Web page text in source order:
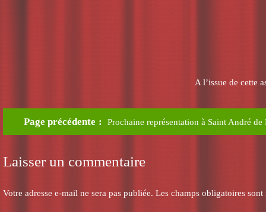
A l’issue de cette
Page précédente Prochaine représentation à Saint André de
Laisser un commentaire
Votre adresse e-mail ne sera pas publiée. Les champs obligatoires